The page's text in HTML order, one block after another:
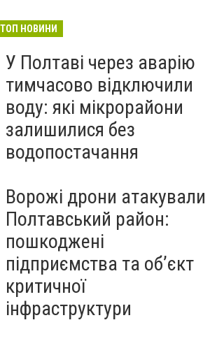
ТОП НОВИНИ
У Полтаві через аварію
тимчасово відключили
воду: які мікрорайони
залишилися без
водопостачання
Ворожі дрони атакували
Полтавський район:
пошкоджені
підприємства та об’єкт
критичної
інфраструктури